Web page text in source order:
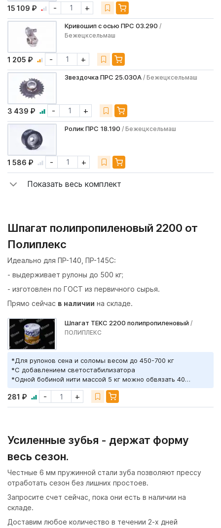
15 109 ₽ - +
Кривошип с осью ПРС 03.290 /
Бежецксельмаш
1 205 ₽ - +
Звездочка ПРС 25.030А / Бежецксельмаш
3 439 ₽ - +
Ролик ПРС 18.190 / Бежецксельмаш
1 586 ₽ - +
Показать весь комплект
Шпагат полипропиленовый 2200 от
Полиплекс
Идеально для ПР-140, ПР-145С:
- выдерживает рулоны до 500 кг;
- изготовлен по ГОСТ из первичного сырья.
Прямо сейчас в наличии на складе.
Шпагат ТЕКС 2200 полипропиленовый /
ПОЛИПЛЕКС
*Для рулонов сена и соломы весом до 450-700 кг
*С добавлением светостабилизатора
*Одной бобиной нити массой 5 кг можно обвязать 40
рулонов диаметром 1,5 м
281 ₽ - +
Усиленные зубья - держат форму
весь сезон.
Честные 6 мм пружинной стали зуба позволяют прессу
отработать сезон без лишних простоев.
Запросите счет сейчас, пока они есть в наличии на
складе.
Доставим любое количество в течении 2-х дней